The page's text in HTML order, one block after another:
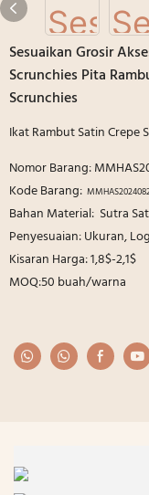
Sesuaikan Grosir
Scrunchies Pita
Scrunchies
Ikat Rambut Satin Crepe
Nomor Barang:
Kode Barang:
Bahan Material: Sutra
Penyesuaian: Ukuran,
Kisaran Harga: 1,8$-2,1$
MOQ:50 buah/warna